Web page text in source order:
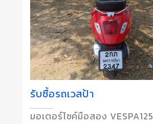
รับซื้อรถเวสป้า
มอเตอร์ไซค์มือสอง VESPA125